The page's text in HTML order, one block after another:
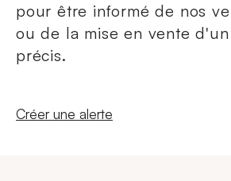
pour être informé de nos
ou de la mise en vente
précis.
Nouvelle fenêtre
Créer une alerte